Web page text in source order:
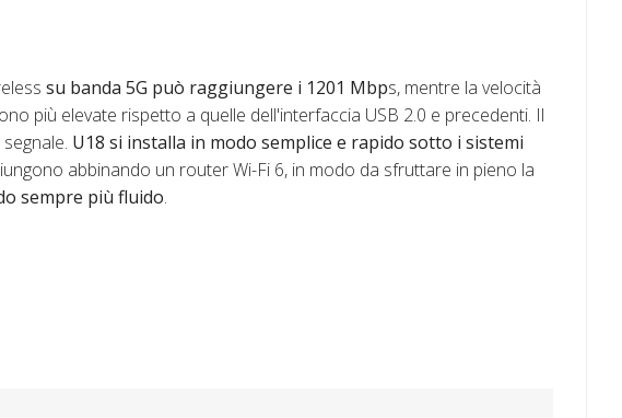
su banda 5G può raggiungere i 1201 Mbps, mentre la velocità
più elevate rispetto a quelle dell'interfaccia USB 2.0 e precedenti. Il
U18 si installa in modo semplice e rapido sotto i sistemi
abbinando un router Wi-Fi 6, in modo da sfruttare in pieno la
sempre più fluido.